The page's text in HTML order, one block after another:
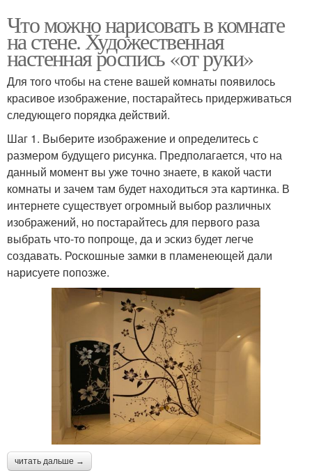
Что можно нарисовать в комнате
на стене. Художественная
настенная роспись «от руки»
Для того чтобы на стене вашей комнаты появилось
красивое изображение, постарайтесь придерживаться
следующего порядка действий.
Шаг 1. Выберите изображение и определитесь с
размером будущего рисунка. Предполагается, что на
данный момент вы уже точно знаете, в какой части
комнаты и зачем там будет находиться эта картинка. В
интернете существует огромный выбор различных
изображений, но постарайтесь для первого раза
выбрать что-то попроще, да и эскиз будет легче
создавать. Роскошные замки в пламенеющей дали
нарисуете попозже.
читать дальше →